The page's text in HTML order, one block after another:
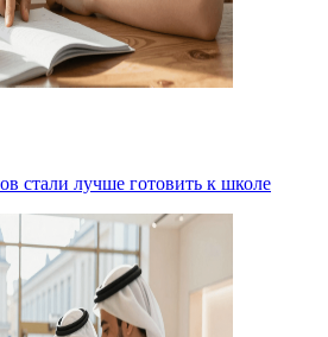
стали лучше готовить к школе